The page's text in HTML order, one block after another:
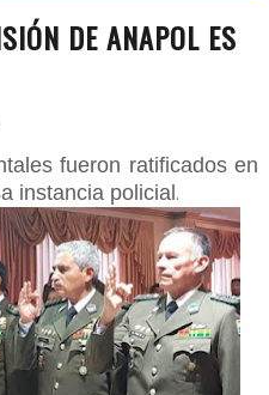
DE ANAPOL ES
fueron ratificados en
instancia policial .